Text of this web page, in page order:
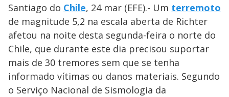
Santiago do Chile, 24 mar (EFE).- Um terremoto
de magnitude 5,2 na escala aberta de Richter
afetou na noite desta segunda-feira o norte do
Chile, que durante este dia precisou suportar
mais de 30 tremores sem que se tenha
informado vítimas ou danos materiais. Segundo
o Serviço Nacional de Sismologia da